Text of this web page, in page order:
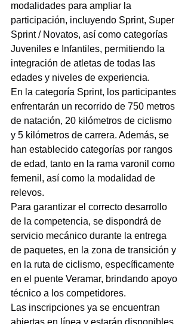
modalidades para ampliar la
participación, incluyendo Sprint, Super
Sprint / Novatos, así como categorías
Juveniles e Infantiles, permitiendo la
integración de atletas de todas las
edades y niveles de experiencia.
En la categoría Sprint, los participantes
enfrentarán un recorrido de 750 metros
de natación, 20 kilómetros de ciclismo
y 5 kilómetros de carrera. Además, se
han establecido categorías por rangos
de edad, tanto en la rama varonil como
femenil, así como la modalidad de
relevos.
Para garantizar el correcto desarrollo
de la competencia, se dispondrá de
servicio mecánico durante la entrega
de paquetes, en la zona de transición y
en la ruta de ciclismo, específicamente
en el puente Veramar, brindando apoyo
técnico a los competidores.
Las inscripciones ya se encuentran
abiertas en línea y estarán disponibles